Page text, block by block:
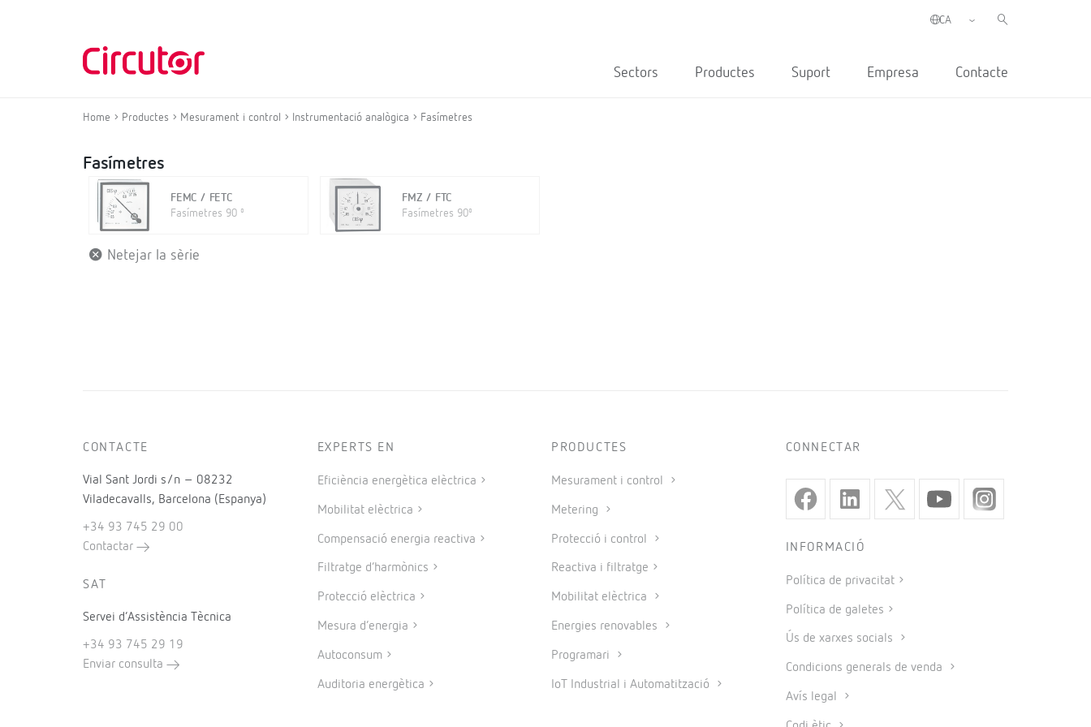
Sectors Productes Suport Empresa Contacte
Home Productes Mesurament i control Instrumentació analògica Fasímetres
Fasímetres
FEMC / FETC
Fasímetres 90 º
FMZ / FTC
Fasímetres 90º
Netejar la sèrie
CONTACTE
Vial Sant Jordi s/n – 08232
Viladecavalls, Barcelona (Espanya)
+34 93 745 29 00
Contactar
SAT
Servei d’Assistència Tècnica
+34 93 745 29 19
Enviar consulta
EXPERTS EN
Eficiència energètica elèctrica
Mobilitat elèctrica
Compensació energia reactiva
Filtratge d’harmònics
Protecció elèctrica
Mesura d’energia
Autoconsum
Auditoria energètica
PRODUCTES
Mesurament i control
Metering
Protecció i control
Reactiva i filtratge
Mobilitat elèctrica
Energies renovables
Programari
IoT Industrial i Automatització
CONNECTAR
INFORMACIÓ
Política de privacitat
Política de galetes
Ús de xarxes socials
Condicions generals de venda
Avís legal